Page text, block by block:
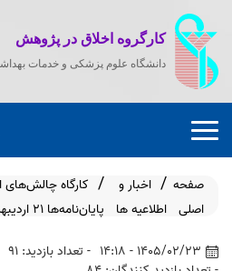
کارگروه اخلاق در پژوهش
دانشگاه علوم پزشکی و خدمات
صفحه
اصلی
اخبار و
اطلاعیه ها
کارگاه چالش‌های
پایان‌نامه‌ها 21 اردیبهشت 1405
1405/02/23 - 14:18
- تعداد بازدید: 91